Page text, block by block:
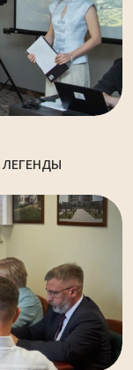
ЛЕГЕНДЫ